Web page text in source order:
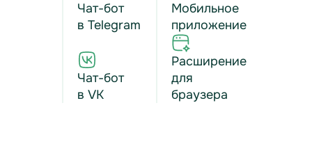
Чат-бот
в Telegram
Чат-бот
в VK
Мобильное
приложение
Расширение
для
браузера